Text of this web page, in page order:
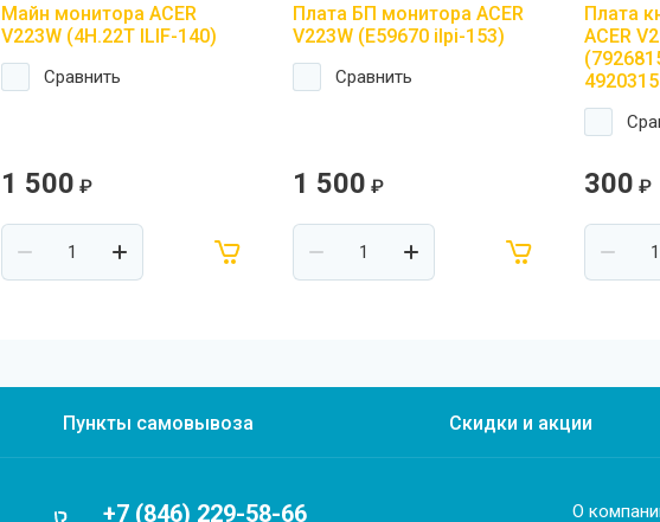
Майн монитора ACER
V223W (4H.22T ILIF-140)
Сравнить
1 500 ₽
Плата БП монитора ACER
V223W (E59670 ilpi-153)
Сравнить
1 500 ₽
Плата
ACER
300 ₽
Пункты самовывоза Скидки и акции
+7 (846) 229-58-66 О